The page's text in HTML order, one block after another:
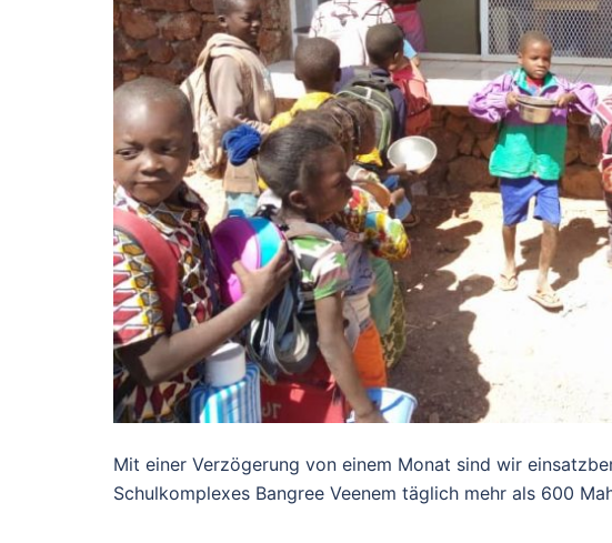
Mit einer Verzögerung von einem Monat sind wir
Schulkomplexes Bangree Veenem täglich mehr als 600